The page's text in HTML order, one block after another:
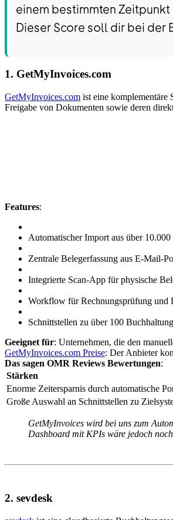
einem bestimmten
Dieser Score soll dir bei der
1. GetMyInvoices.com
GetMyInvoices.com ist eine komplementäre
Freigabe von Dokumenten sowie deren
Features:
Automatischer Import aus über 10.000
Zentrale Belegerfassung aus E-Mail-
Integrierte Scan-App für physische
Workflow für Rechnungsprüfung und
Schnittstellen zu über 100
Geeignet für: Unternehmen, die den
GetMyInvoices.com Preise: Der Anbieter
Das sagen OMR Reviews Bewertungen:
Stärken
Enorme Zeitersparnis durch automatische
Große Auswahl an Schnittstellen zu
GetMyInvoices wird bei uns zum
Dashboard mit KPIs wäre jedoch
2. sevdesk